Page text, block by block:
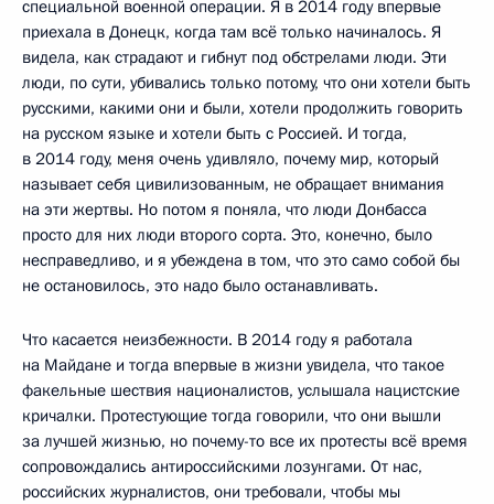
специальной военной операции. Я в 2014 году впервые
приехала в Донецк, когда там всё только начиналось. Я
видела, как страдают и гибнут под обстрелами люди. Эти
люди, по сути, убивались только потому, что они хотели быть
русскими, какими они и были, хотели продолжить говорить
на русском языке и хотели быть с Россией. И тогда,
в 2014 году, меня очень удивляло, почему мир, который
называет себя цивилизованным, не обращает внимания
на эти жертвы. Но потом я поняла, что люди Донбасса
просто для них люди второго сорта. Это, конечно, было
несправедливо, и я убеждена в том, что это само собой бы
не остановилось, это надо было останавливать.
Что касается неизбежности. В 2014 году я работала
на Майдане и тогда впервые в жизни увидела, что такое
факельные шествия националистов, услышала нацистские
кричалки. Протестующие тогда говорили, что они вышли
за лучшей жизнью, но почему-то все их протесты всё время
сопровождались антироссийскими лозунгами. От нас,
российских журналистов, они требовали, чтобы мы